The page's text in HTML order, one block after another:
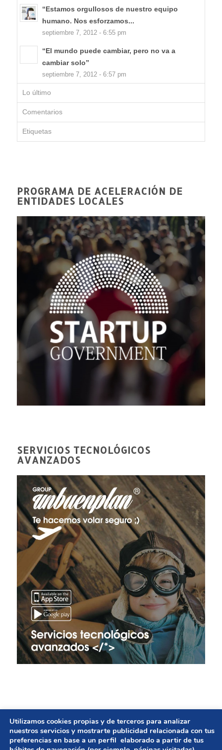
“Estamos orgullosos de nuestro equipo
humano. Nos esforzamos...
septiembre 7, 2012 - 6:55 pm
“El mundo puede cambiar, pero no va a
cambiar solo”
septiembre 7, 2012 - 6:57 pm
Lo último
Comentarios
Etiquetas
PROGRAMA DE ACELERACIÓN DE
ENTIDADES LOCALES
SERVICIOS TECNOLÓGICOS
AVANZADOS
© Copyright - GESTIÓN DE AYUNTAMIENTOS | Diseño
web
UNBUENPLAN GROUP
Utilizamos cookies propias y de terceros para analizar
nuestros servicios y mostrarte publicidad relacionada con tus
preferencias en base a un perfil elaborado a partir de tus